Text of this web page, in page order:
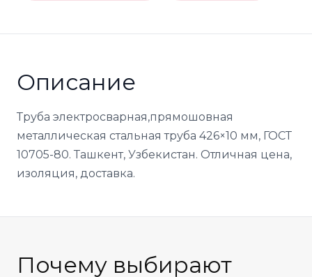
Описание
Труба электросварная,прямошовная
металлическая стальная труба 426×10 мм, ГОСТ
10705-80. Ташкент, Узбекистан. Отличная цена,
изоляция, доставка.
Почему выбирают